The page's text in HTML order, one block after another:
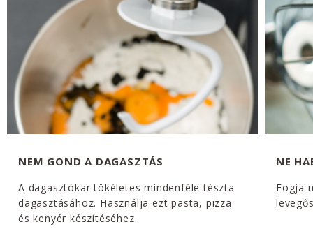
NEM GOND A DAGASZTÁS
A dagasztókar tökéletes mindenféle tészta
dagasztásához. Használja ezt pasta, pizza
és kenyér készítéséhez.
NE
Fogja